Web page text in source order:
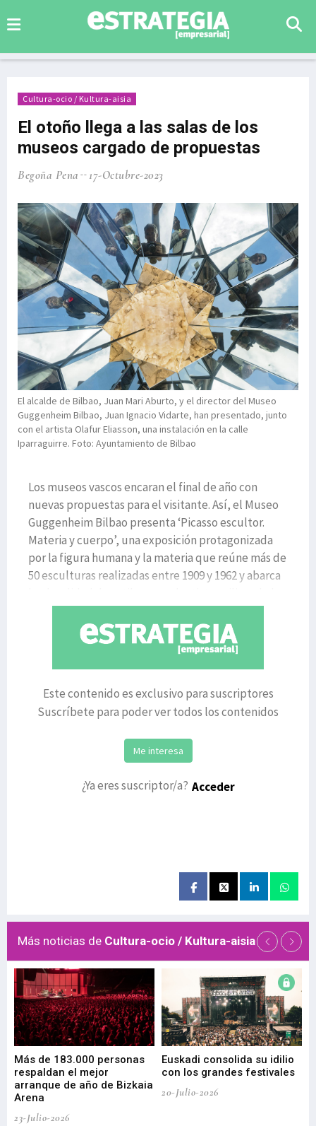
Cultura-ocio / Kultura-aisia
El otoño llega a las salas de los
museos cargado de propuestas
Begoña Pena 17-Octubre-2023
El alcalde de Bilbao, Juan Mari Aburto, y el director del Museo
Guggenheim Bilbao, Juan Ignacio Vidarte, han presentado, junto
con el artista Olafur Eliasson, una instalación en la calle
Iparraguirre. Foto: Ayuntamiento de Bilbao
Los museos vascos encaran el final de año con
nuevas propuestas para el visitante. Así, el Museo
Guggenheim Bilbao presenta ‘Picasso escultor.
Materia y cuerpo’, una exposición protagonizada
por la figura humana y la materia que reúne más de
50 esculturas realizadas entre 1909 y 1962 y abarca
Este contenido es exclusivo para suscriptores
Suscríbete para poder ver todos los contenidos
Me interesa
¿Ya eres suscriptor/a? Acceder
Más noticias de Cultura-ocio / Kultura-aisia
Más de 183.000 personas
respaldan el mejor
arranque de año de Bizkaia
Arena
23-Julio-2026
Euskadi consolida su idilio
con los grandes festivales
20-Julio-2026